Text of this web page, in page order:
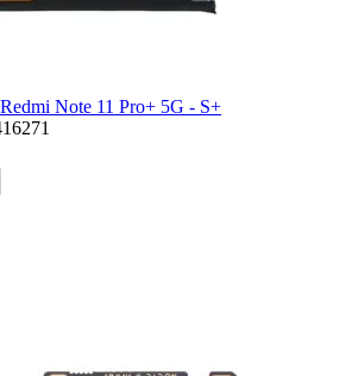
Note 11 Pro+ 5G - S+